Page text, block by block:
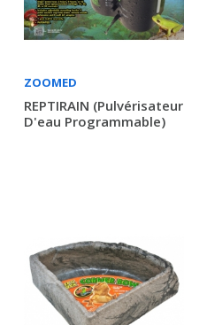
ZOOMED
REPTIRAIN (pulvérisateur
D'eau Programmable)